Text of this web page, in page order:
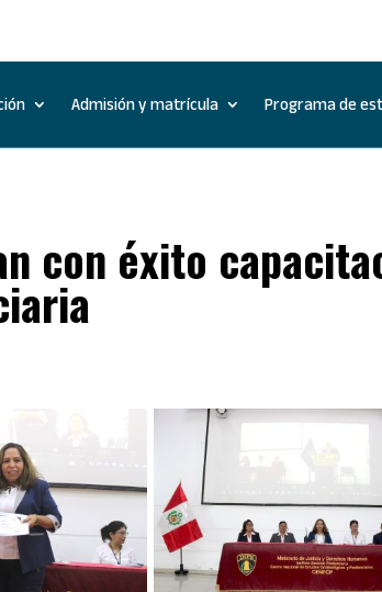
Admisión y matrícula Programa de
con éxito